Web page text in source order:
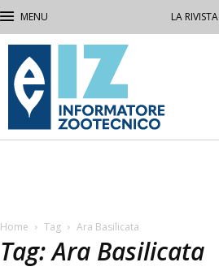
LA RIVISTA
IZ
Informatore
Zootecnico
Home Tag Ara Basilicata
Tag: Ara Basilicata